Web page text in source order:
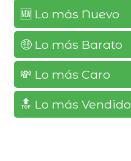
🆕️ Lo más Nuevo
🤑 Lo más Barato
💸 Lo más Caro
🔝 Lo más Vendido